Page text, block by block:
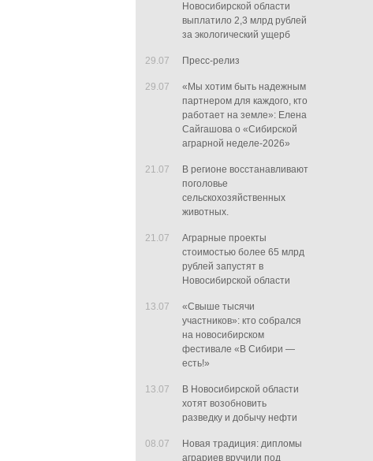
Новосибирской области
выплатило 2,3 млрд рублей
за экологический ущерб
29.07 Пресс-релиз
29.07
«Мы хотим быть надежным
партнером для каждого, кто
работает на земле»: Елена
Сайгашова о «Сибирской
аграрной неделе-2026»
21.07
В регионе восстанавливают
поголовье
сельскохозяйственных
животных.
21.07
Аграрные проекты
стоимостью более 65 млрд
рублей запустят в
Новосибирской области
13.07
«Свыше тысячи
участников»: кто собрался
на новосибирском
фестивале «В Сибири —
есть!»
13.07
В Новосибирской области
хотят возобновить
разведку и добычу нефти
08.07
Новая традиция: дипломы
аграриев вручили под